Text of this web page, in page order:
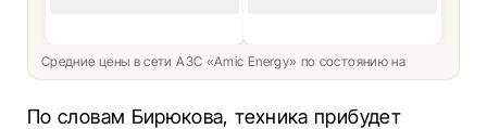
Средние цены в сети АЗС «Amic Energy» по состоянию на
По словам Бирюкова, техника прибудет